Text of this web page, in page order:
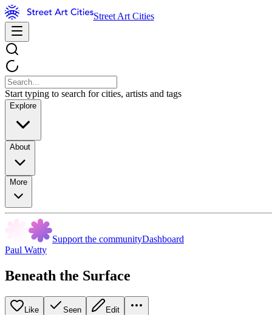
Street Art Cities
Start typing to search for cities, artists and tags
Explore
About
More
Support the communityDashboard
Paul Watty
Beneath the Surface
Like Seen Edit